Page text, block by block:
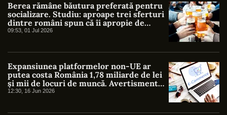
Berea rămâne băutura preferată pentru
socializare. Studiu: aproape trei sferturi
dintre români spun că îi apropie de
familie și prieteni
09:53, 01 Jul 2026
Expansiunea platformelor non-UE ar
putea costa România 1,78 miliarde de lei
și mii de locuri de muncă. Avertisment
privind dezechilibrele din comerțul
12:30, 16 Jun 2026